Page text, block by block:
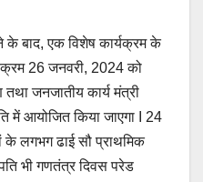
बाद, एक विशेष कार्यक्रम के
26 जनवरी, 2024 को
जनजातीय कार्य मंत्री
में आयोजित किया जाएगा I 24
के लगभग ढाई सौ प्राथमिक
भी गणतंत्र दिवस परेड